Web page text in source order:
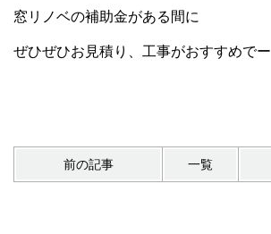
窓リノベの補助金がある間に
ぜひぜひお見積り、工事がおすすめでー
前の記事 一覧